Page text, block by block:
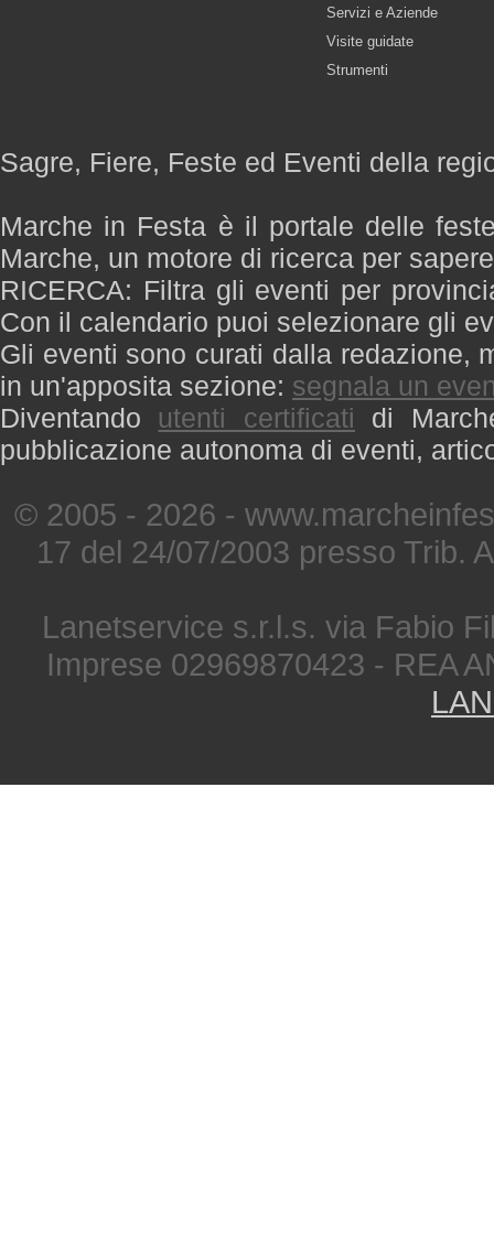
Servizi e Aziende
Visite guidate
Strumenti
Sagre, Fiere, Feste ed Eventi della
Marche in Festa è il portale delle
Marche, un motore di ricerca per
RICERCA: Filtra gli eventi per
Con il calendario puoi selezionare gli
Gli eventi sono curati dalla redazione,
in un'apposita sezione: segnala un
Diventando utenti certificati di
pubblicazione autonoma di eventi,
© 2005 - 2026 -
17 del 24/07/2003 presso Trib.
Lanetservice s.r.l.s. via Fabio
Imprese 02969870423 - REA